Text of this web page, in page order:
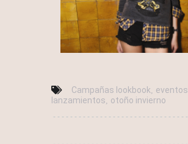
Campañas lookbook eventos
lanzamientos otoño invierno